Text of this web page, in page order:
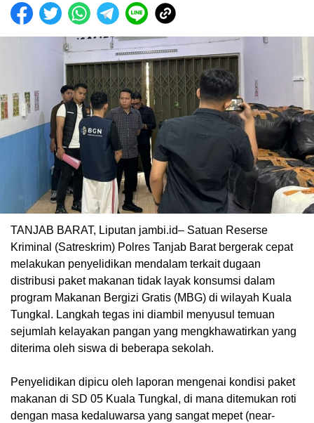
TANJAB BARAT, Liputan jambi.id– Satuan Reserse
Kriminal (Satreskrim) Polres Tanjab Barat bergerak cepat
melakukan penyelidikan mendalam terkait dugaan
distribusi paket makanan tidak layak konsumsi dalam
program Makanan Bergizi Gratis (MBG) di wilayah Kuala
Tungkal. Langkah tegas ini diambil menyusul temuan
sejumlah kelayakan pangan yang mengkhawatirkan yang
diterima oleh siswa di beberapa sekolah.
Penyelidikan dipicu oleh laporan mengenai kondisi paket
makanan di SD 05 Kuala Tungkal, di mana ditemukan roti
dengan masa kedaluwarsa yang sangat mepet (near-